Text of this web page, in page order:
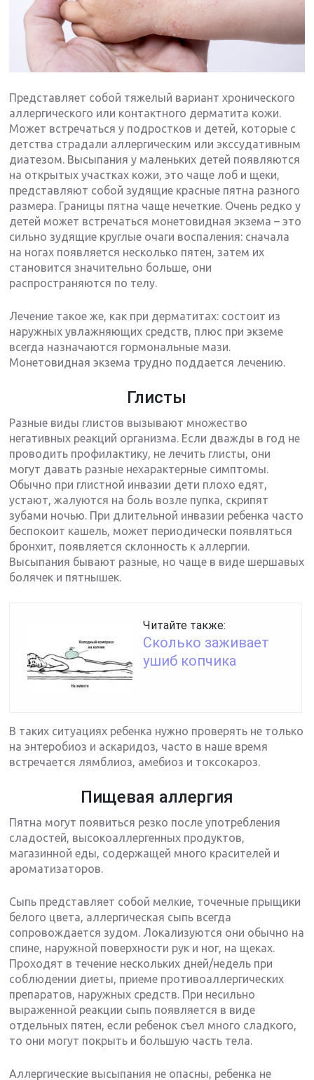
Представляет собой тяжелый вариант хронического
аллергического или контактного дерматита кожи.
Может встречаться у подростков и детей, которые с
детства страдали аллергическим или экссудативным
диатезом. Высыпания у маленьких детей появляются
на открытых участках кожи, это чаще лоб и щеки,
представляют собой зудящие красные пятна разного
размера. Границы пятна чаще нечеткие. Очень редко у
детей может встречаться монетовидная экзема – это
сильно зудящие круглые очаги воспаления: сначала
на ногах появляется несколько пятен, затем их
становится значительно больше, они
распространяются по телу.
Лечение такое же, как при дерматитах: состоит из
наружных увлажняющих средств, плюс при экземе
всегда назначаются гормональные мази.
Монетовидная экзема трудно поддается лечению.
Глисты
Разные виды глистов вызывают множество
негативных реакций организма. Если дважды в год не
проводить профилактику, не лечить глисты, они
могут давать разные нехарактерные симптомы.
Обычно при глистной инвазии дети плохо едят,
устают, жалуются на боль возле пупка, скрипят
зубами ночью. При длительной инвазии ребенка часто
беспокоит кашель, может периодически появляться
бронхит, появляется склонность к аллергии.
Высыпания бывают разные, но чаще в виде шершавых
болячек и пятнышек.
Читайте также:
Сколько заживает
ушиб копчика
В таких ситуациях ребенка нужно проверять не только
на энтеробиоз и аскаридоз, часто в наше время
встречается лямблиоз, амебиоз и токсокароз.
Пищевая аллергия
Пятна могут появиться резко после употребления
сладостей, высокоаллергенных продуктов,
магазинной еды, содержащей много красителей и
ароматизаторов.
Сыпь представляет собой мелкие, точечные прыщики
белого цвета, аллергическая сыпь всегда
сопровождается зудом. Локализуются они обычно на
спине, наружной поверхности рук и ног, на щеках.
Проходят в течение нескольких дней/недель при
соблюдении диеты, приеме противоаллергических
препаратов, наружных средств. При несильно
выраженной реакции сыпь появляется в виде
отдельных пятен, если ребенок съел много сладкого,
то они могут покрыть и большую часть тела.
Аллергические высыпания не опасны, ребенка не